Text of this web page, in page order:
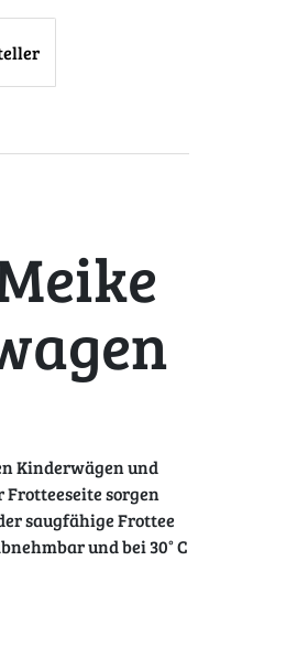
Kinderwägen und
sorgen
saugfähige Frottee
und bei 30° C